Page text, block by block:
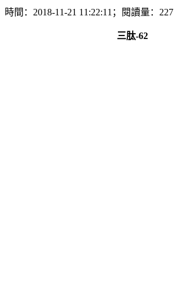
時間：2018-11-21 11:22:11；閱讀量：227
三肽-62